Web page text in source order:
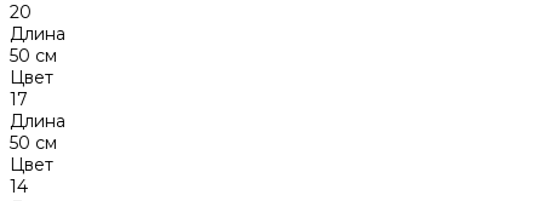
20
Длина
50 см
Цвет
17
Длина
50 см
Цвет
14